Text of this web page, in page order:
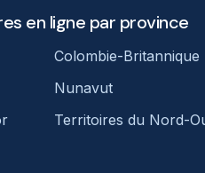
en ligne par province
Colombie-Britannique
Nunavut
Territoires du Nord-